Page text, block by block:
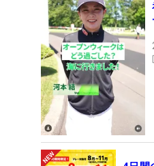
がらこれまでは苦渋をな
挑戦での合格に喜びもひ
■“遅れてきた黄金世代”
就「こんなにうれしいこ
格者の声】